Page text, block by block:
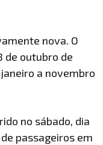
nova. O
de outubro de
a novembro
no sábado, dia
passageiros em